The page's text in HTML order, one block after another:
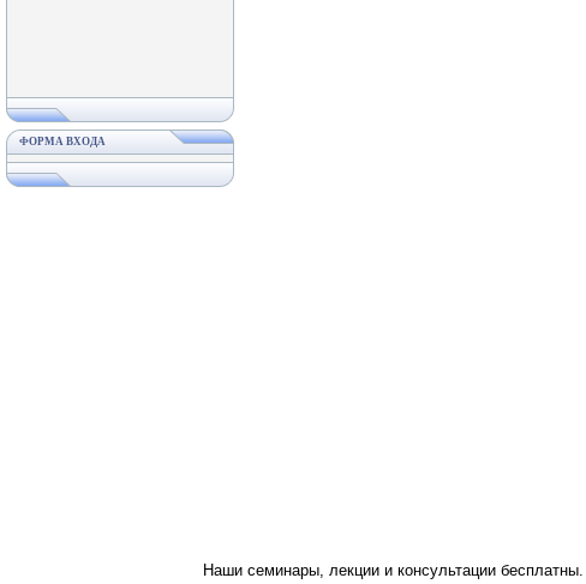
ФОРМА ВХОДА
Наши семинары, лекции и консультации